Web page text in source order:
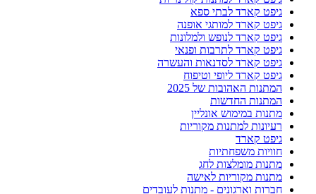
גיפט קארד לבתי ספא
גיפט קארד למותגי אופנה
גיפט קארד לנופש ולמלונות
גיפט קארד לתרבות ופנאי
גיפט קארד לסדנאות והעשרה
גיפט קארד ליופי וטיפוח
המתנות האהובות של 2025
המתנות החדשות
מתנות במימוש אונליין
רעיונות למתנות מקוריות
גיפט קארד
חוויות משפחתיות
מתנות מומלצות לחג
מתנות מקוריות לאישה
חברות וארגונים - מתנות לעובדים